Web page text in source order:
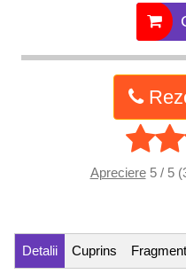
Apreciere5 / 5
Detalii Cuprins Fragment